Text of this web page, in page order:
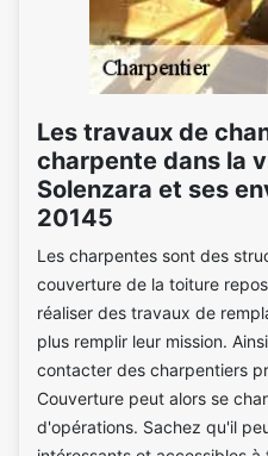
Les travaux de
charpente dans la
Solenzara et ses
20145
Les charpentes sont des
couverture de la toiture
réaliser des travaux de
plus remplir leur mission.
contacter des charpentiers
Couverture peut alors se
d'opérations. Sachez qu'il